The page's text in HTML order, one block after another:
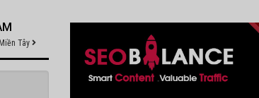
Tây